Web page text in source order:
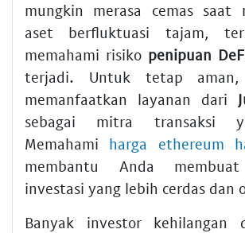
mungkin merasa cemas saat
aset berfluktuasi tajam,
memahami risiko penipuan
terjadi. Untuk tetap
memanfaatkan layanan dari
sebagai mitra transaksi
Memahami harga ethereum
membantu Anda
investasi yang lebih cerdas dan
Banyak investor kehilangan